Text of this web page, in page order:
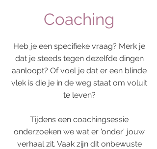
Coaching
Heb je een specifieke vraag? Merk je
dat je steeds tegen dezelfde dingen
aanloopt? Of voel je dat er een blinde
vlek is die je in de weg staat om voluit
te leven?
Tijdens een coachingsessie
onderzoeken we wat er 'onder' jouw
verhaal zit. Vaak zijn dit onbewuste